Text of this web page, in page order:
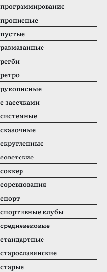
программирование
прописные
пустые
размазанные
регби
ретро
рукописные
с засечками
системные
сказочные
скругленные
советские
соккер
соревнования
спорт
спортивные клубы
средневековые
стандартные
старославянские
старые